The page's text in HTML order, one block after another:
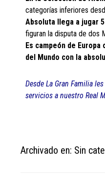
categorías inferiores
Absoluta llega a jugar
figuran la disputa de dos
Es campeón de Europa
del Mundo con la
Desde La Gran Familia
servicios a nuestro Real
Archivado en: Sin